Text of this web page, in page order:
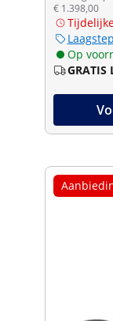
€ 1.398,00
Op
GRATIS